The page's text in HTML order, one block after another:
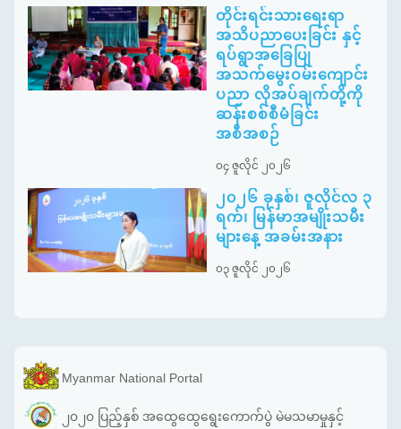
တိုင်းရင်းသားရေးရာ
အသိပညာပေးခြင်း နှင့်
ရပ်ရွာအခြေပြု
အသက်မွေးဝမ်းကျောင်း
ပညာ လိုအပ်ချက်တို့ကို
ဆန်းစစ်စီမံခြင်း
အစီအစဉ်
၀၄ ဇူလိုင် ၂၀၂၆
၂၀၂၆ ခုနှစ်၊ ဇူလိုင်လ ၃
ရက်၊ မြန်မာအမျိုးသမီး
များနေ့ အခမ်းအနား
၀၃ ဇူလိုင် ၂၀၂၆
Myanmar National Portal
၂၀၂၀ ပြည့်နှစ် အထွေထွေရွေးကောက်ပွဲ မဲမသမာမှုနှင့်